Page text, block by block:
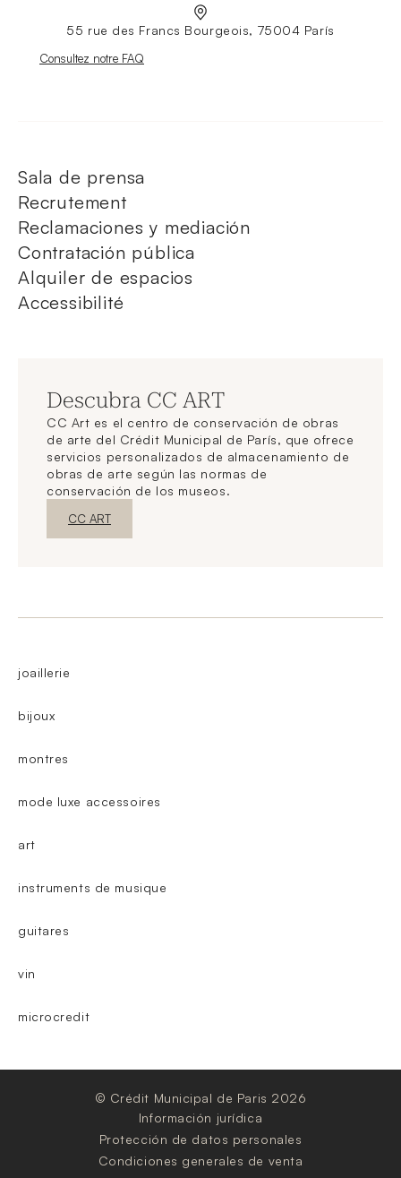
55 rue des Francs Bourgeois, 75004 París
Nouvelle fenêtre
Consultez notre FAQ
Sala de prensa
Recrutement
Reclamaciones y mediación
Contratación pública
Alquiler de espacios
Accessibilité
Descubra CC ART
CC Art es el centro de conservación de obras
de arte del Crédit Municipal de París, que ofrece
servicios personalizados de almacenamiento de
obras de arte según las normas de
conservación de los museos.
Nueva ventanaDescubrir
CC ART
joaillerie
bijoux
montres
mode luxe accessoires
art
instruments de musique
guitares
vin
microcredit
© Crédit Municipal de Paris 2026
Información jurídica
Protección de datos personales
Condiciones generales de venta